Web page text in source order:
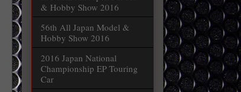
& Hobby Show 2016
56th All Japan Model &
Hobby Show 2016
2016 Japan National
Championship EP Touring
Car